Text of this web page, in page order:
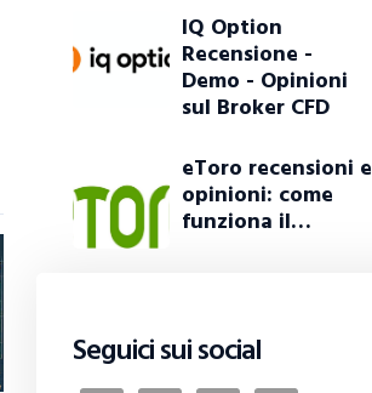
IQ Option
Recensione -
Demo - Opinioni
sul Broker CFD
eToro recensioni e
opinioni: come
funziona il…
Seguici sui social